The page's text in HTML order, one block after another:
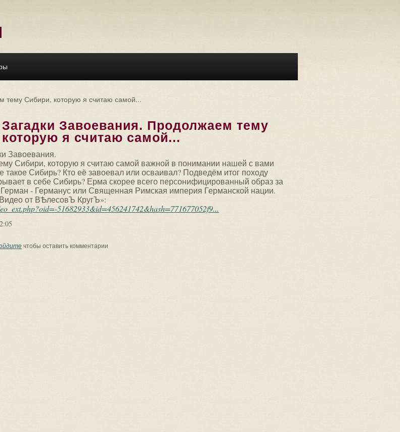
тему Сибири, которую я считаю самой...
Завоевания. Продолжаем тему
я считаю самой...
Завоевания.
Сибири, которую я считаю самой важной в понимании нашей с вами
такое Сибирь? Кто её завоевал или осваивал? Подведём итог походу
в себе Сибирь? Ерма скорее всего персонифицированный образ за
Герман - Германус или Священная Римская империя Германской нации.
от ВѢлесовЪ КругЪ»:
51682933&id=456241742&hash=771677052f9...
чтобы оставить комментарии